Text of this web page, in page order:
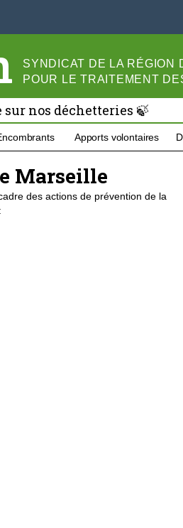
SYNDICAT DE LA RÉGION
POUR LE TRAITEMENT
nos déchetteries 🍃
Apports volontaires
Marseille
des actions de prévention de la